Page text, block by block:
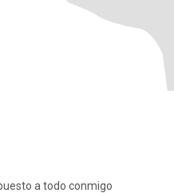
a todo conmigo